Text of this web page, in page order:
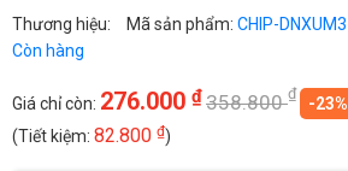
Thương hiệu: Mã sản phẩm: CHIP-
Còn hàng
Giá chỉ còn: 276.000 ₫358.800₫
-23%
(Tiết kiệm: 82.800 ₫)